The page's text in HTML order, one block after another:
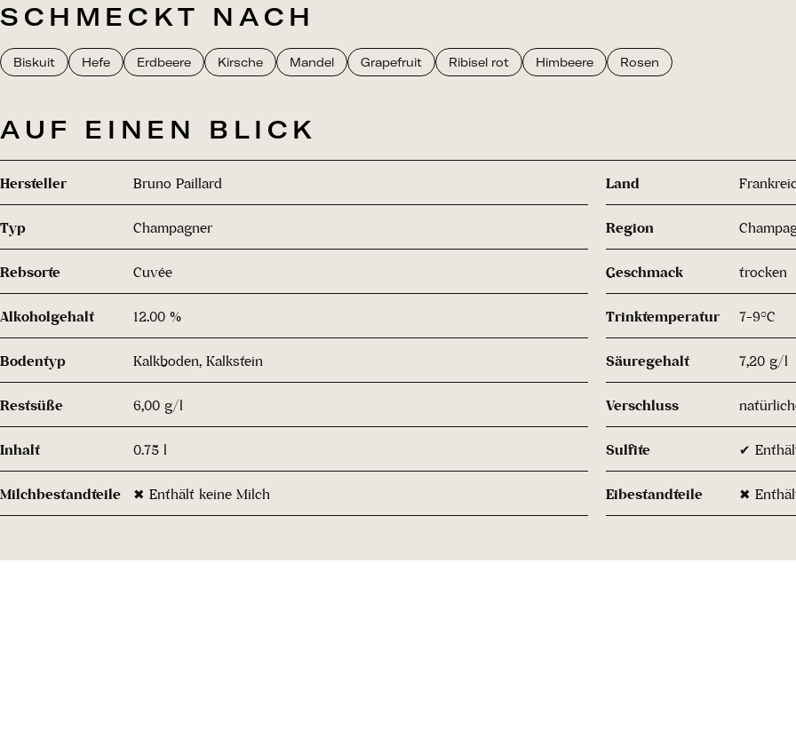
SCHMECKT NACH
Biskuit Hefe Erdbeere Kirsche Mandel Grapefruit Ribisel rot Himbeere Rosen
AUF EINEN BLICK
Hersteller Bruno Paillard Land
Typ Champagner Region
Rebsorte Cuvée Geschmack trocken
Alkoholgehalt 12.00 % Trinktemperatur 7-9°C
Bodentyp Kalkboden, Kalkstein Säuregehalt 7,20 g/l
Restsüße 6,00 g/l Verschluss
Inhalt 0.75 l Sulfite ✔
Milchbestandteile ✖ Enthält keine Milch Eibestandteile ✖